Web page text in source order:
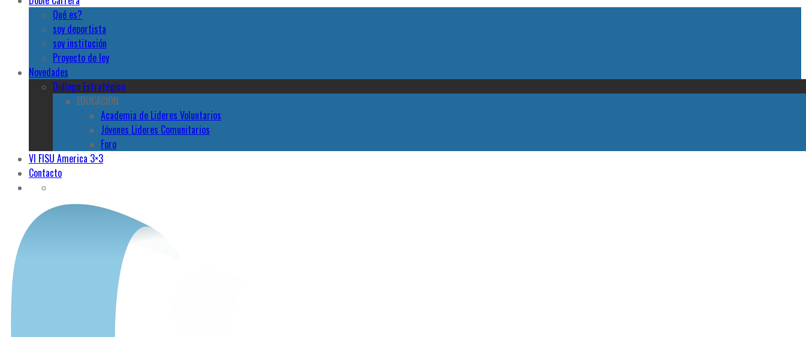
Qué es?
soy deportista
soy institución
Proyecto de ley
Novedades
Diálogo Estratégico
EDUCACION
Academia de Lideres Voluntarios
Jóvenes Lideres Comunitarios
Foro
VI FISU America 3×3
Contacto